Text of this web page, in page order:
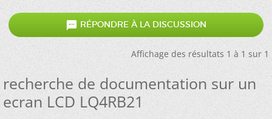
 RÉPONDRE À LA DISCUSSION
Affichage des résultats 1 à 1 sur 1
recherche de documentation sur un
ecran LCD LQ4RB21